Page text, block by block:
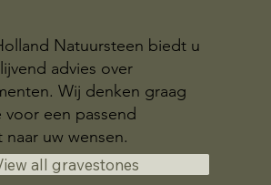
Natuursteen biedt u
advies over
Wij denken graag
voor een passend
uw wensen.
all gravestones